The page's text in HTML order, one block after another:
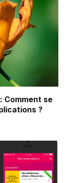
Comment se
?